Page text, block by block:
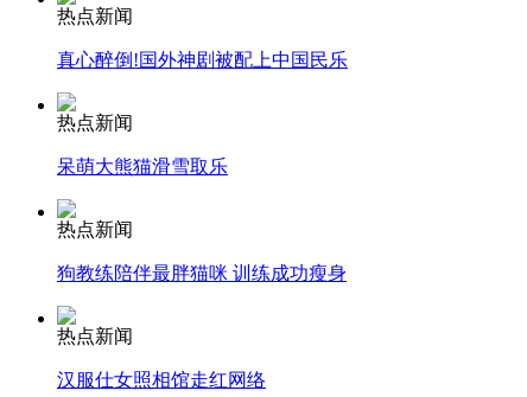
安徽一实载49人客车翻车
走！跟着总书记去植树
消防员救轻生者
热点新闻
真心醉倒!国外神剧被配上中国民乐
热点新闻
呆萌大熊猫滑雪取乐
热点新闻
狗教练陪伴最胖猫咪 训练成功瘦身
热点新闻
汉服仕女照相馆走红网络